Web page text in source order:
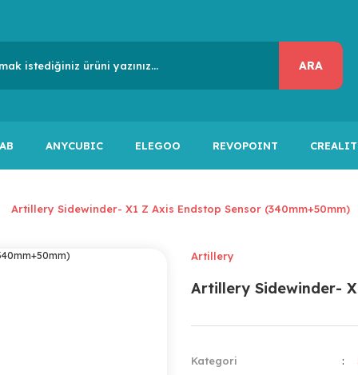
ARA
ANYCUBIC ELEGOO REVOPOINT
Artillery Sidewinder- X1 Z Axis Endstop Sensor (340mm+50mm)
Artillery
Artillery Sidewinder-
Kategori